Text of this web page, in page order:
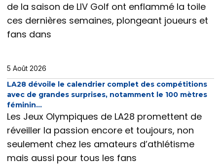
de la saison de LIV Golf ont enflammé la toile
ces dernières semaines, plongeant joueurs et
fans dans
5 Août 2026
LA28 dévoile le calendrier complet des compétitions
avec de grandes surprises, notamment le 100 mètres
féminin…
Les Jeux Olympiques de LA28 promettent de
réveiller la passion encore et toujours, non
seulement chez les amateurs d’athlétisme
mais aussi pour tous les fans